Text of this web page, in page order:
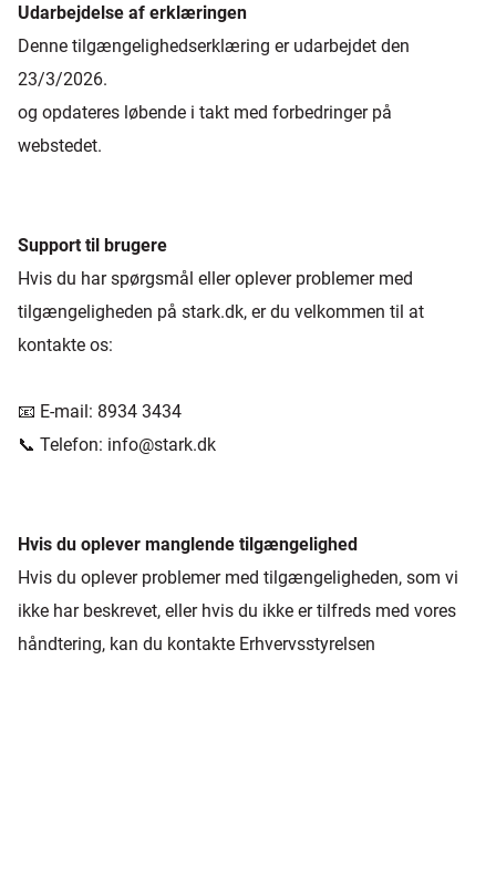
Udarbejdelse af erklæringen
Denne tilgængelighedserklæring er udarbejdet den
23/3/2026.
og opdateres løbende i takt med forbedringer på
webstedet.
Support til brugere
Hvis du har spørgsmål eller oplever problemer med
tilgængeligheden på stark.dk, er du velkommen til at
kontakte os:
📧 E-mail: 8934 3434
📞 Telefon: info@stark.dk
Hvis du oplever manglende tilgængelighed
Hvis du oplever problemer med tilgængeligheden, som vi
ikke har beskrevet, eller hvis du ikke er tilfreds med vores
håndtering, kan du kontakte Erhvervsstyrelsen